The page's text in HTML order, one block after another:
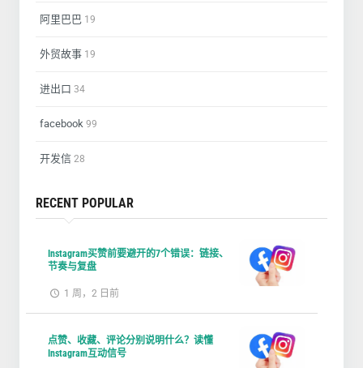
阿里巴巴 19
外贸故事 19
进出口 34
facebook 99
开发信 28
RECENT POPULAR
Instagram买赞前要避开的7个错误：链接、
节奏与复盘
1 周，2 日前
点赞、收藏、评论分别说明什么？读懂
Instagram互动信号